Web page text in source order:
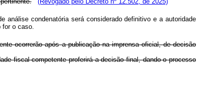
análise condenatória será considerado definitivo e a autoridade
for o caso.
ocorrerão após a publicação na imprensa oficial, de decisão
fiscal competente proferirá a decisão final, dando o processo